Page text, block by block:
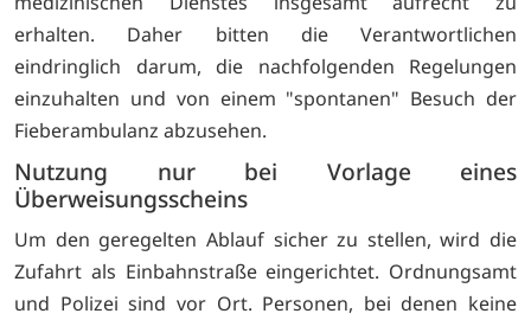
erhalten. Da­her bitten die Verantwortlichen
eindringlich darum, die nachfolgenden Regelungen
einzuhalten und von einem "spontanen" Besuch der
Fieberambulanz abzusehen.
Nutzung nur bei Vorlage eines
Überweisungsscheins
Um den geregelten Ablauf sicher zu stellen, wird die
Zufahrt als Einbahnstraße ein­gerichtet. Ordnungsamt
und Polizei sind vor Ort. Personen, bei denen keine